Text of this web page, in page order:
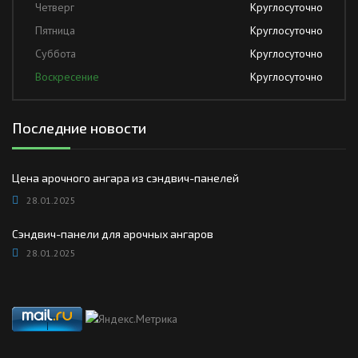
Четверг
Круглосуточно
Пятница
Круглосуточно
Суббота
Круглосуточно
Воскресение
Круглосуточно
Последние новости
Цена арочного ангара из сэндвич-панелей
28.01.2025
Сэндвич-панели для арочных ангаров
28.01.2025